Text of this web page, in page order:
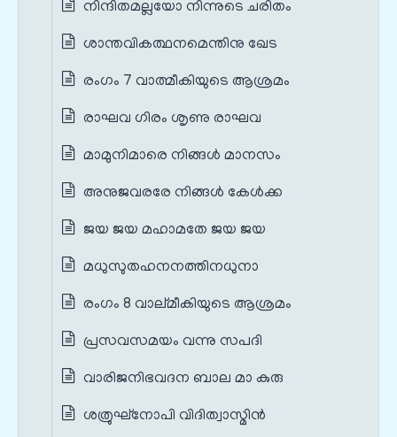
നിന്ദിതമല്ലയോ നിന്നുടെ ചരിതം
ശാന്തവികത്ഥനമെന്തിനു ഖേട
രംഗം 7 വാത്മീകിയുടെ ആശ്രമം
രാഘവ ഗിരം ശൃണു രാഘവ
മാമുനിമാരെ നിങ്ങള്‍ മാനസം
അനുജവരരേ നിങ്ങള്‍ കേള്‍ക്ക
ജയ ജയ മഹാമതേ ജയ ജയ
മധുസുതഹനനത്തിനധുനാ
രംഗം 8 വാല്മീകിയുടെ ആശ്രമം
പ്രസവസമയം വന്നു സപദി
വാരിജനിഭവദന ബാല മാ കുരു
ശത്രുഘ്നോപി വിദിത്വാസ്മിന്‍